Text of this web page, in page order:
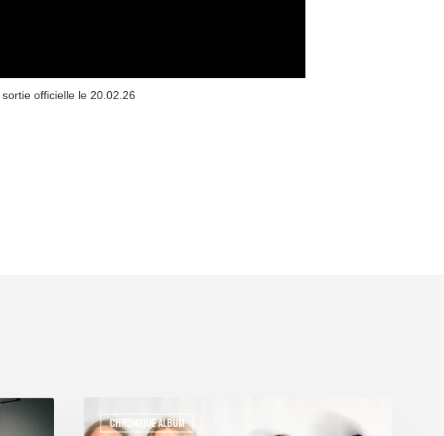
sortie officielle le 20.02.26
CHRONIQUE ALBUM